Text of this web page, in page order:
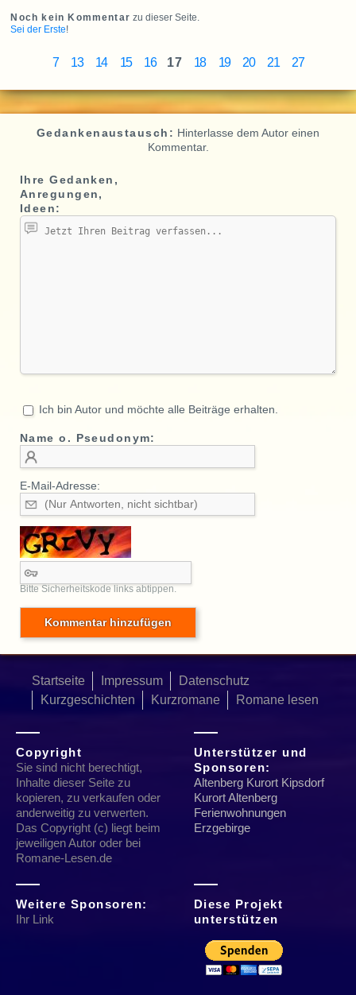
Noch kein Kommentar zu dieser Seite.
Sei der Erste!
7 13 14 15 16 17 18 19 20 21 27
Gedankenaustausch: Hinterlasse dem Autor einen
Kommentar.
Ihre Gedanken,
Anregungen,
Ideen:
Ich bin Autor und möchte alle Beiträge erhalten.
Name o. Pseudonym:
E-Mail-Adresse:
Bitte Sicherheitskode links abtippen.
Startseite Impressum
Datenschutz
Kurzgeschichten
Kurzromane Romane lesen
Copyright
Sie sind nicht berechtigt,
Inhalte dieser Seite zu
kopieren, zu verkaufen oder
anderweitig zu verwerten.
Das Copyright (c) liegt beim
jeweiligen Autor oder bei
Romane-Lesen.de
Unterstützer und
Sponsoren:
Altenberg Kurort Kipsdorf
Kurort Altenberg
Ferienwohnungen
Erzgebirge
Weitere Sponsoren:
Ihr Link
Diese Projekt
unterstützen